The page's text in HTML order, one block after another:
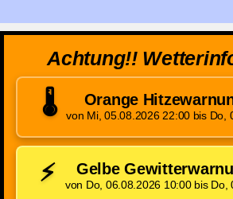
Achtung!!
🌡️ Orange
von Mi, 05.08.2026 22:00 bis Do,
⚡ Gelbe
von Do, 06.08.2026 10:00 bis Do,